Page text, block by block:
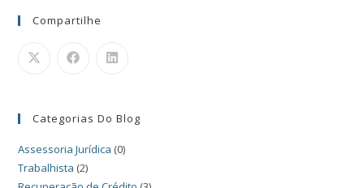
Compartilhe
Categorias Do Blog
Assessoria Jurídica (0)
Trabalhista (2)